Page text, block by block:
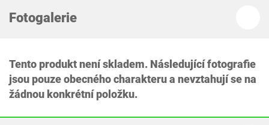
Fotogalerie
Tento produkt není skladem. Následující fotografie
jsou pouze obecného charakteru a nevztahují se na
žádnou konkrétní položku.